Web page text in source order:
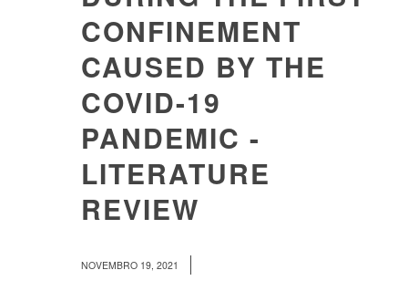
CONFINEMENT
CAUSED BY THE
COVID-19
PANDEMIC -
LITERATURE
REVIEW
NOVEMBRO 19, 2021